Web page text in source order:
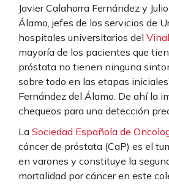
Javier Calahorra Fernández y
Álamo, jefes de los servicios de
hospitales universitarios del
mayoría de los pacientes que
próstata no tienen ninguna
sobre todo en las etapas
Fernández del Álamo. De ahí la
chequeos para una detección
La Sociedad Española de
cáncer de próstata (CaP) es el
en varones y constituye la
mortalidad por cáncer en este